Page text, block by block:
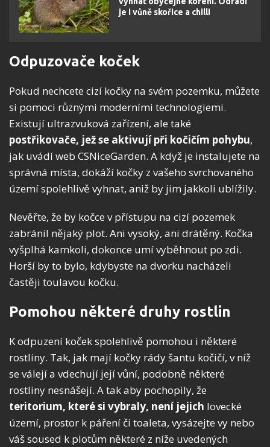
je i vůně skořice a chilli
Odpuzovače koček
Pokud nechcete cizí kočky na svém pozemku, můžete
si pomoci různými moderními technologiemi.
Existují ultrazvuková zařízení, ale také
postřikovače, jež se aktivují při kočičím pohybu,
jak uvádí web CSNiceGarden. A když je instalujete na
správná místa, dokáží kočky z vašeho svrchovaného
území spolehlivě vyhnat, aniž by jim jakkoli ublížily.
Nevěřte, že by kočce v přístupu na cizí pozemek
zabránil nějaký plot. Ani vysoký, ani drátěný. Kočka
vyšplhá kamkoli, dokonce umí vyběhnout po zdi.
Horší by to bylo, kdybyste na dvorku nacházeli
častěji toulavou kočku.
Pomohou některé druhy rostlin
K odpuzení koček spolehlivě pomohou i některé
rostliny. Tak, jak mají kočky rády šantu kočičí, v níž
se válejí a vdechují její vůní, podobně některé
rostliny nesnášejí. A tak aby pochopily, že
teritorium, které si vybraly, není jejich lovecké
území, prostor k páření či toaleta, vysázejte vy nebo
váš soused k plotům některé z níže uvedených